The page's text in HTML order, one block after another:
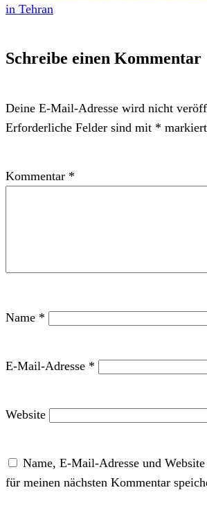
Schreibe einen Kommentar
Deine E-Mail-Adresse wird nicht
Erforderliche Felder sind mit * markiert
Kommentar *
Name *
E-Mail-Adresse *
Website
Name, E-Mail-Adresse und
für meinen nächsten Kommentar